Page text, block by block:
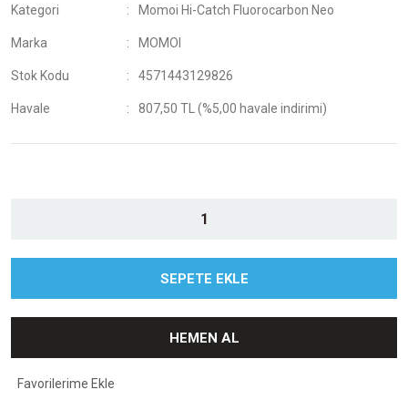
Kategori Momoi Hi-Catch Fluorocarbon Neo
Marka MOMOI
Stok Kodu 4571443129826
Havale 807,50 TL (%5,00 havale indirimi)
SEPETE EKLE
HEMEN AL